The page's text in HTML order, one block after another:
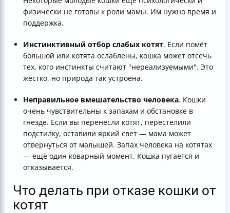
физически не готовы к роли мамы. Им нужно время и
поддержка.
Инстинктивный отбор слабых котят. Если помёт
большой или котята ослаблены, кошка может отсечь
тех, кого инстинкты считают "нереализуемыми". Это
жёстко, но природа так устроена.
Неправильное вмешательство человека. Кошки
очень чувствительны к запахам и обстановке в
гнезде. Если вы перенесли котят, перестелили
подстилку, оставили яркий свет — мама может
отвернуться от малышей. Запах человека на котятах
— ещё один коварный момент. Кошка пугается и
отказывается.
Что делать при отказе кошки от
котят